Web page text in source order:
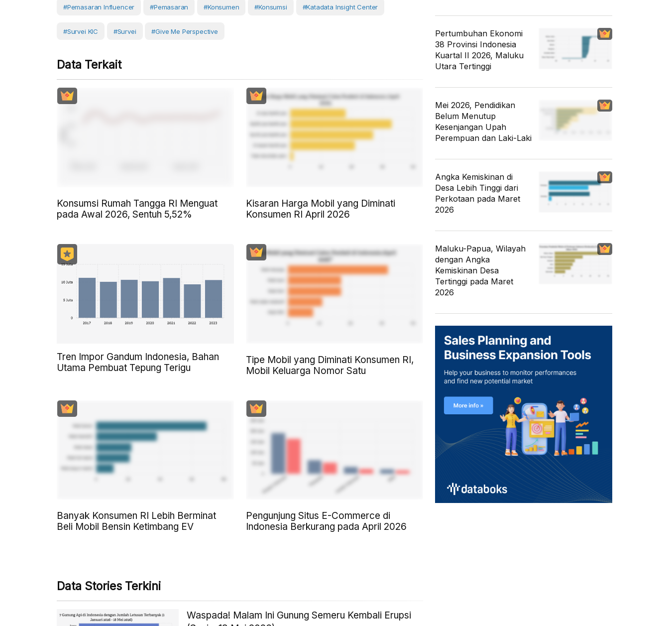
#pemasaran Influencer #Pemasaran #Konsumen #Konsumsi #Katadata Insight Center
#Survei KIC #Survei #Give Me Perspective
Data Terkait
Konsumsi Rumah Tangga RI Menguat
pada Awal 2026, Sentuh 5,52%
Kisaran Harga Mobil yang Diminati
Konsumen RI April 2026
Tren Impor Gandum Indonesia, Bahan
Utama Pembuat Tepung Terigu
Tipe Mobil yang Diminati Konsumen RI,
Mobil Keluarga Nomor Satu
Banyak Konsumen RI Lebih Berminat
Beli Mobil Bensin Ketimbang EV
Pengunjung Situs E-Commerce di
Indonesia Berkurang pada April 2026
Data Stories Terkini
Waspada! Malam Ini Gunung Semeru Kembali Erupsi
Pertumbuhan Ekonomi
38 Provinsi Indonesia
Kuartal II 2026, Maluku
Utara Tertinggi
Mei 2026, Pendidikan
Belum Menutup
Kesenjangan Upah
Perempuan dan Laki-Laki
Angka Kemiskinan di
Desa Lebih Tinggi dari
Perkotaan pada Maret
2026
Maluku-Papua, Wilayah
dengan Angka
Kemiskinan Desa
Tertinggi pada Maret
2026